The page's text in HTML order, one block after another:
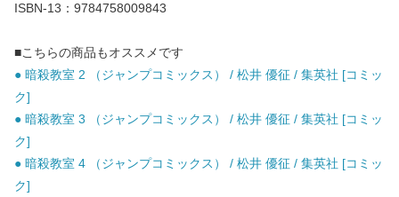
ISBN-13：9784758009843
■こちらの商品もオススメです
● 暗殺教室 2 （ジャンプコミックス） / 松井 優征 / 集英社 [コミッ
ク]
● 暗殺教室 3 （ジャンプコミックス） / 松井 優征 / 集英社 [コミッ
ク]
● 暗殺教室 4 （ジャンプコミックス） / 松井 優征 / 集英社 [コミッ
ク]